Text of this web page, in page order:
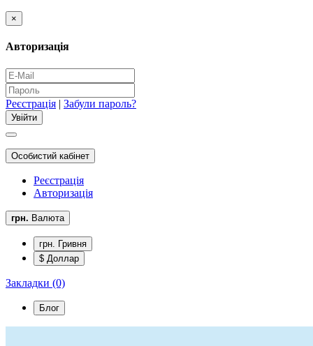
×
Авторизація
Реєстрація | Забули пароль?
Особистий кабінет
Реєстрація
Авторизація
грн. Валюта
грн. Гривня
$ Доллар
Закладки (0)
Блог